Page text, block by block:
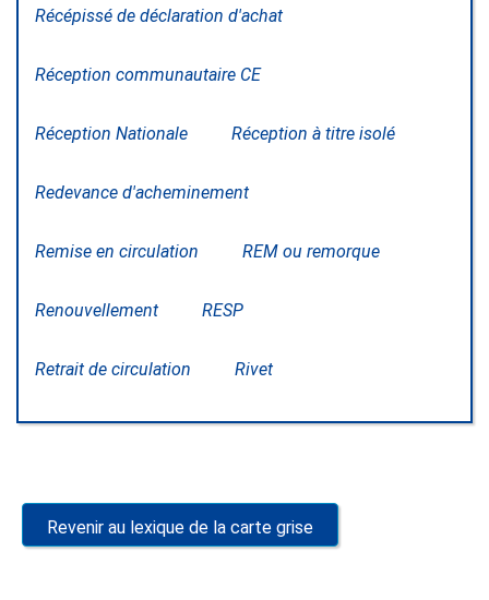
Récépissé de déclaration d'achat
Réception communautaire CE
Réception Nationale Réception à titre isolé
Redevance d'acheminement
Remise en circulation REM ou remorque
Renouvellement RESP
Retrait de circulation Rivet
Revenir au lexique de la carte grise